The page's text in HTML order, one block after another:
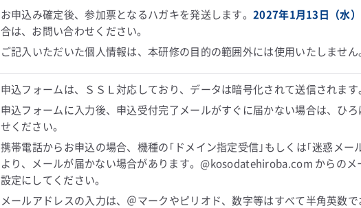
お申込み確定後、参加票となるハガキを発送します。2027年1月13日（水）
合は、お問い合わせください。
ご記入いただいた個人情報は、本研修の目的の範囲外には使用いたしません。
申込フォームは、ＳＳＬ対応しており、データは暗号化されて送信されます。
申込フォームに入力後、申込受付完了メールがすぐに届かない場合は、ひ
せください。
携帯電話からお申込の場合、機種の｢ドメイン指定受信｣もしくは｢迷惑メー
より、メールが届かない場合があります。@kosodatehiroba.com からのメ
設定にしてください。
メールアドレスの入力は、＠マークやピリオド、数字等はすべて半角英数で